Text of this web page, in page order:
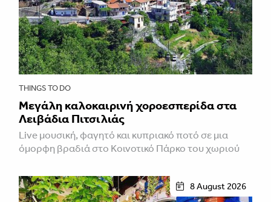
THINGS TO DO
Μεγάλη καλοκαιρινή χοροεσπερίδα στα
Λειβάδια Πιτσιλιάς
Live μουσική, φαγητό και κυπριακό ποτό σε μια
όμορφη βραδιά στο Κοινοτικό Πάρκο του χωριού
8 August 2026